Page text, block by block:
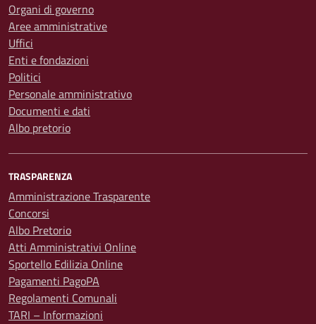
Organi di governo
Aree amministrative
Uffici
Enti e fondazioni
Politici
Personale amministrativo
Documenti e dati
Albo pretorio
TRASPARENZA
Amministrazione Trasparente
Concorsi
Albo Pretorio
Atti Amministrativi Online
Sportello Edilizia Online
Pagamenti PagoPA
Regolamenti Comunali
TARI – Informazioni